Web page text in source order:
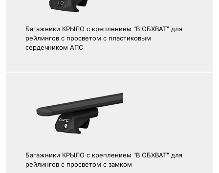
Багажники КРЫЛО с креплением "В ОБХВАТ" для
рейлингов с просветом с пластиковым
сердечником АПС
Багажники КРЫЛО с креплением "В ОБХВАТ" для
рейлингов с просветом с замком